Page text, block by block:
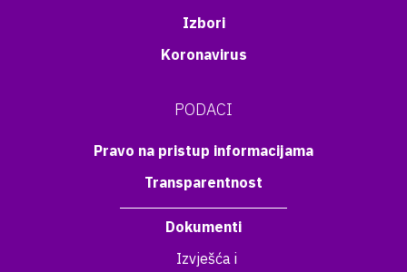
Izbori
Koronavirus
PODACI
Pravo na pristup informacijama
Transparentnost
Dokumenti
Izvješća i